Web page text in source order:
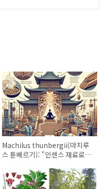
Machilus thunbergii(마치루
스 툰베르기): "인센스 재료로